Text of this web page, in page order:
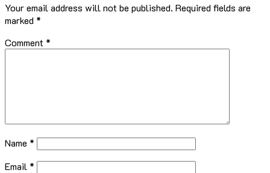
Your email address will not be published. Required fields are
marked *
Comment *
Name *
Email *